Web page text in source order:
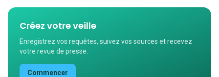
Créez votre veille
Enregistrez vos requêtes, suivez vos sources et recevez
votre revue de presse.
Commencer